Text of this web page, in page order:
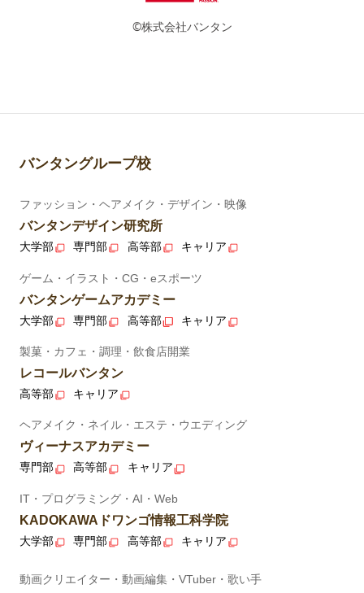
©株式会社バンタン
バンタングループ校
ファッション・ヘアメイク・デザイン・映像
バンタンデザイン研究所
大学部 専門部 高等部 キャリア
ゲーム・イラスト・CG・eスポーツ
バンタンゲームアカデミー
大学部 専門部 高等部 キャリア
製菓・カフェ・調理・飲食店開業
レコールバンタン
高等部 キャリア
ヘアメイク・ネイル・エステ・ウエディング
ヴィーナスアカデミー
専門部 高等部 キャリア
IT・プログラミング・AI・Web
KADOKAWAドワンゴ情報工科学院
大学部 専門部 高等部 キャリア
動画クリエイター・動画編集・VTuber・歌い手